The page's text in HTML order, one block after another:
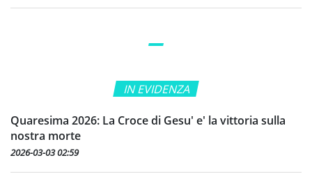
IN EVIDENZA
Quaresima 2026: La Croce di Gesu' e' la vittoria sulla
nostra morte
2026-03-03 02:59